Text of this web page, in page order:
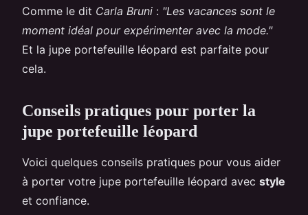
Comme le dit Carla Bruni : "Les vacances sont le
moment idéal pour expérimenter avec la mode."
Et la jupe portefeuille léopard est parfaite pour
cela.
Conseils pratiques pour porter la
jupe portefeuille léopard
Voici quelques conseils pratiques pour vous aider
à porter votre jupe portefeuille léopard avec style
et confiance.